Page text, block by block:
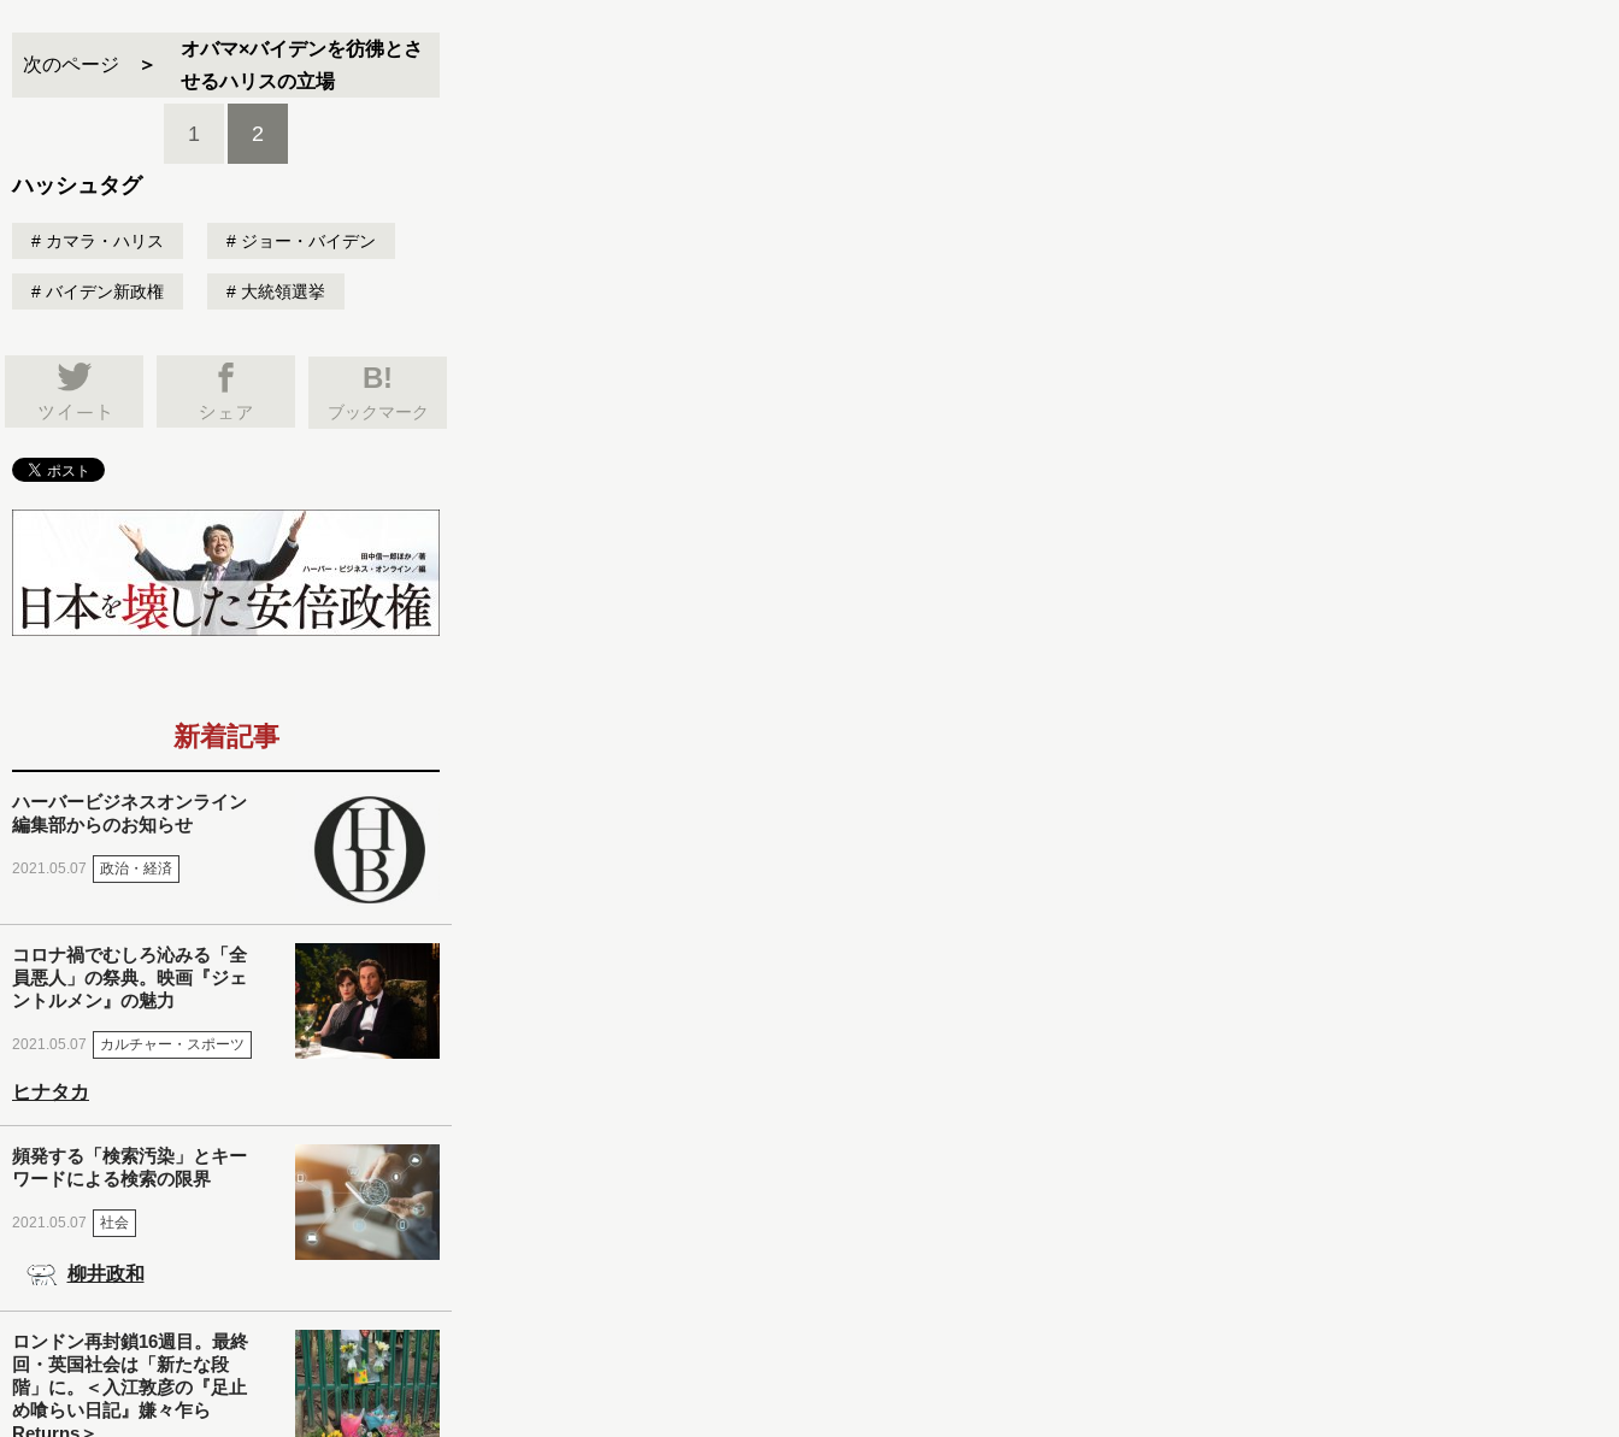
次のページ
オバマ×バイデンを彷彿とさ
せるハリスの立場
1 2
ハッシュタグ
カマラ・ハリス ジョー・バイデン
バイデン新政権 大統領選挙
B!
ブックマーク
新着記事
ハーバービジネスオンライン
編集部からのお知らせ
2021.05.07 政治・経済
コロナ禍でむしろ沁みる「全
員悪人」の祭典。映画『ジェ
ントルメン』の魅力
2021.05.07 カルチャー・スポーツ
ヒナタカ
頻発する「検索汚染」とキー
ワードによる検索の限界
2021.05.07 社会
柳井政和
ロンドン再封鎖16週目。最終
回・英国社会は「新たな段
階」に。＜入江敦彦の『足止
め喰らい日記』嫌々乍ら
Returns＞